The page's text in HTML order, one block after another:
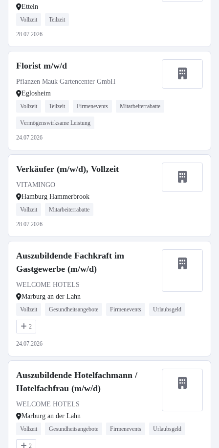
Etteln
Vollzeit Teilzeit
28.07.2026
Florist m/w/d
Pflanzen Mauk Gartencenter GmbH
Eglosheim
Vollzeit Teilzeit Firmenevents Mitarbeiterrabatte
Vermögenswirksame Leistung
24.07.2026
Verkäufer (m/w/d), Vollzeit
VITAMINGO
Hamburg Hammerbrook
Vollzeit Mitarbeiterrabatte
28.07.2026
Auszubildende Fachkraft im
Gastgewerbe (m/w/d)
WELCOME HOTELS
Marburg an der Lahn
Vollzeit Gesundheitsangebote Firmenevents Urlaubsgeld
2
24.07.2026
Auszubildende Hotelfachmann /
Hotelfachfrau (m/w/d)
WELCOME HOTELS
Marburg an der Lahn
Vollzeit Gesundheitsangebote Firmenevents Urlaubsgeld
2